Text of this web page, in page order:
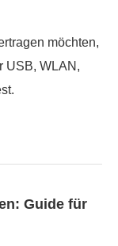
möchten,
USB, WLAN,
Guide für